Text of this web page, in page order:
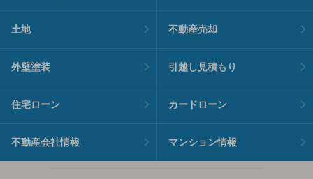
土地 不動産売却
外壁塗装 引越し見積もり
住宅ローン カードローン
不動産会社情報 マンション情報